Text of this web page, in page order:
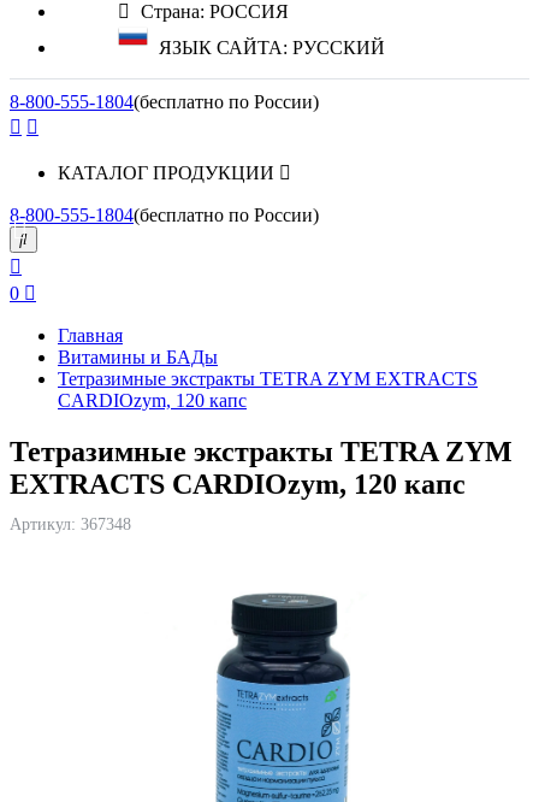
Страна: РОССИЯ
ЯЗЫК САЙТА: РУССКИЙ
8-800-555-1804(бесплатно по России)
КАТАЛОГ ПРОДУКЦИИ
8-800-555-1804(бесплатно по России)
0
Главная
Витамины и БАДы
Тетразимные экстракты TETRA ZYM EXTRACTS
CARDIOzym, 120 капс
Тетразимные экстракты TETRA ZYM
EXTRACTS CARDIOzym, 120 капс
Артикул: 367348